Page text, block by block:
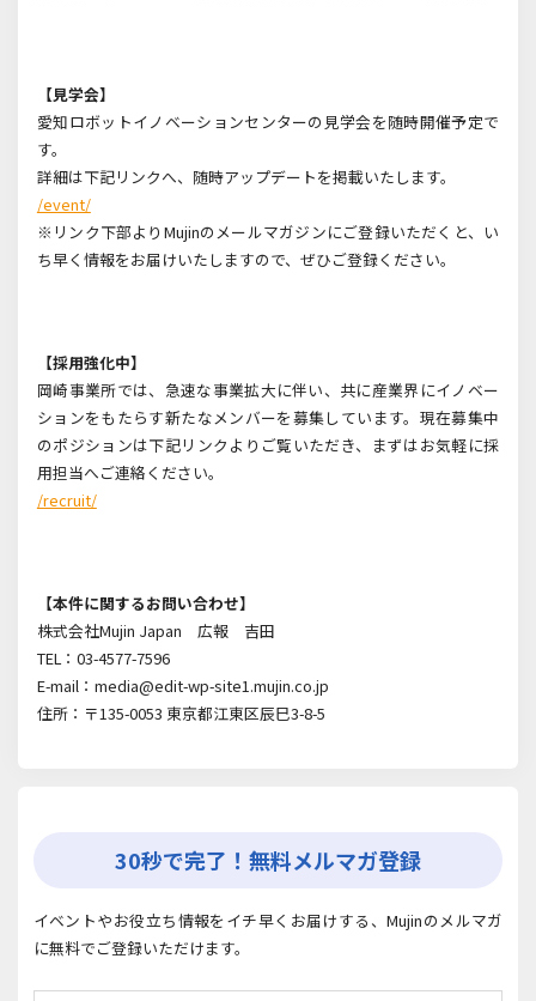
【見学会】
愛知ロボットイノベーションセンターの見学会を随時開催予定で
す。
詳細は下記リンクへ、随時アップデートを掲載いたします。
/event/
※リンク下部より Mujinのメールマガジンにご登録いただくと、い
ち早く情報をお届けいたしますので、ぜひご登録ください。
【採用強化中】
岡崎事業所では、急速な事業拡大に伴い、共に産業界にイノベー
ションをもたらす新たなメンバーを募集しています。現在募集中
のポジションは下記リンクよりご覧いただき、まずはお気軽に採
用担当へご連絡ください。
/recruit/
【本件に関するお問い合わせ】
株式会社Mujin Japan 広報 吉田
TEL： 03-4577-7596
E-mail： media@edit-wp-site1.mujin.co.jp
住所：〒135-0053 東京都江東区辰巳3-8-5
30秒で完了！無料メルマガ登録
イベントやお役立ち情報をイチ早くお届けする、Mujinのメルマガ
に無料でご登録いただけます。